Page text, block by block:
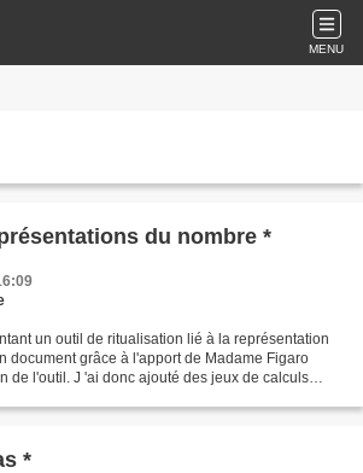
MENU
du nombre *
un outil de ritualisation lié à la représentation
document grâce à l'apport de Madame Figaro
de l'outil. J 'ai donc ajouté des jeux de calculs
*